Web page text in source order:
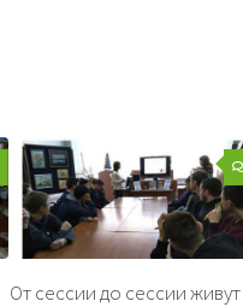
От сессии до сессии живут